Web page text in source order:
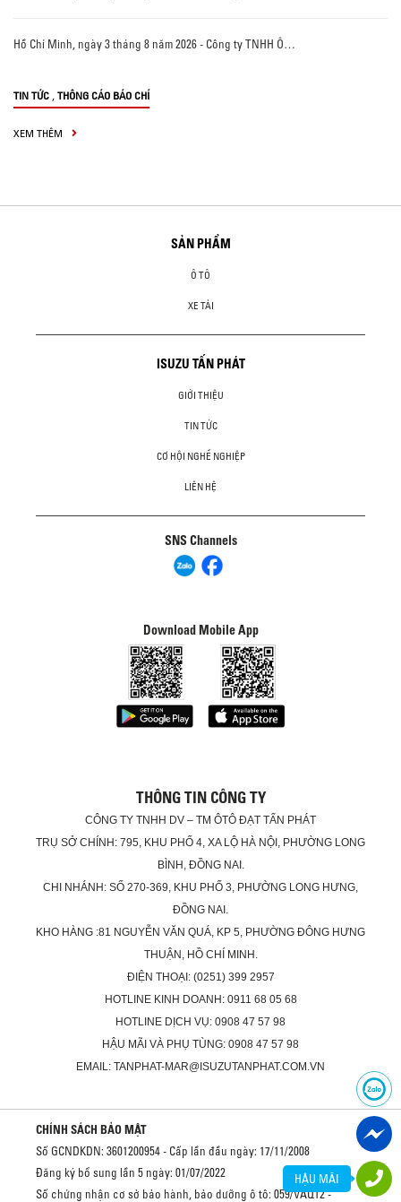
Hồ Chí Minh, ngày 3 tháng 8 năm 2026 - Công ty TNHH Ô…
TIN TỨC , THÔNG CÁO BÁO CHÍ
XEM THÊM
SẢN PHẨM
Ô TÔ
XE TẢI
ISUZU TẤN PHÁT
GIỚI THIỆU
TIN TỨC
CƠ HỘI NGHỀ NGHIỆP
LIÊN HỆ
SNS Channels
Download Mobile App
THÔNG TIN CÔNG TY
CÔNG TY TNHH DV – TM ÔTÔ ĐẠT TẤN PHÁT
TRỤ SỞ CHÍNH: 795, KHU PHỐ 4, XA LỘ HÀ NỘI, PHƯỜNG LONG
BÌNH, ĐỒNG NAI.
CHI NHÁNH: SỐ 270-369, KHU PHỐ 3, PHƯỜNG LONG HƯNG,
ĐỒNG NAI.
KHO HÀNG :81 NGUYỄN VĂN QUÁ, KP 5, PHƯỜNG ĐÔNG HƯNG
THUẬN, HỒ CHÍ MINH.
ĐIỆN THOẠI: (0251) 399 2957
HOTLINE KINH DOANH: 0911 68 05 68
HOTLINE DỊCH VỤ: 0908 47 57 98
HẬU MÃI VÀ PHỤ TÙNG: 0908 47 57 98
EMAIL: TANPHAT-MAR@ISUZUTANPHAT.COM.VN
CHÍNH SÁCH BẢO MẬT
Số GCNDKDN: 3601200954 - Cấp lần đầu ngày: 17/11/2008
Đăng ký bổ sung lần 5 ngày: 01/07/2022
Số chứng nhận cơ sở bảo hành, bảo dưỡng ô tô: 059/VAQ12 -
HẬU MÃI